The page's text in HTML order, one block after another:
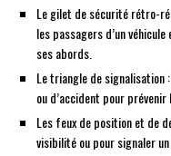
Le gilet de sécurité rétro-
les passagers d’un
ses abords.
Le triangle de signalisation
ou d’accident pour
Les feux de position et de
visibilité ou pour signaler